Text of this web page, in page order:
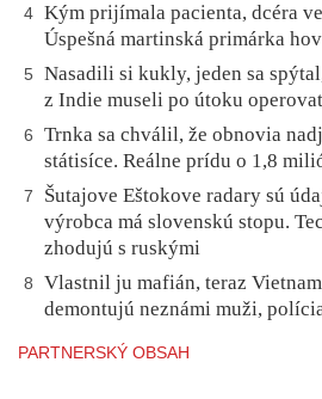
4 Kým prijímala pacienta, dcéra
Úspešná martinská primárka
5
Nasadili si kukly, jeden sa
z Indie museli po útoku
6
Trnka sa chválil, že obnovia
státisíce. Reálne prídu o 1,8
7
Šutajove Eštokove radary sú
výrobca má slovenskú stopu.
zhodujú s ruskými
8
Vlastnil ju mafián, teraz
demontujú neznámi muži,
PARTNERSKÝ OBSAH